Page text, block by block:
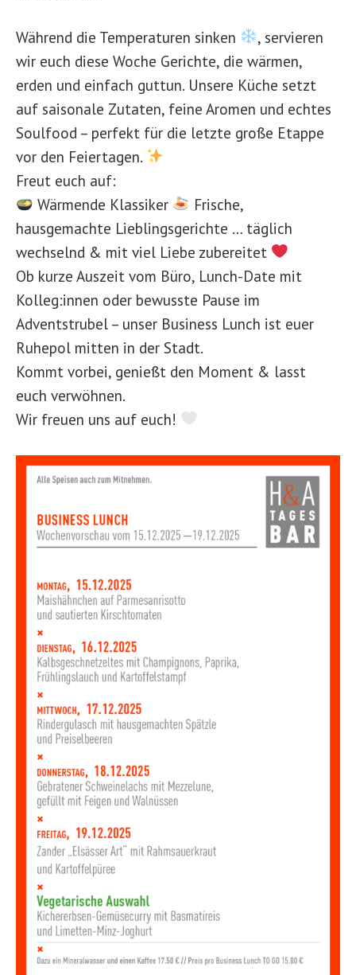
Während die Temperaturen sinken
, servieren
wir euch diese Woche Gerichte, die wärmen,
erden und einfach guttun. Unsere Küche setzt
auf saisonale Zutaten, feine Aromen und echtes
Soulfood – perfekt für die letzte große Etappe
vor den Feiertagen.
Freut euch auf:
Wärmende Klassiker
Frische,
hausgemachte Lieblingsgerichte … täglich
wechselnd & mit viel Liebe zubereitet
Ob kurze Auszeit vom Büro, Lunch-Date mit
Kolleg:innen oder bewusste Pause im
Adventstrubel – unser Business Lunch ist euer
Ruhepol mitten in der Stadt.
Kommt vorbei, genießt den Moment & lasst
euch verwöhnen.
Wir freuen uns auf euch!